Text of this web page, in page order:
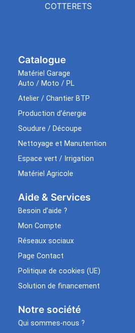
Catalogue
Matériel Garage
Auto / Moto / PL
Atelier / Chantier BTP
Production d’énergie
Soudure / Découpe
Nettoyage et Manutention
Espace vert / Irrigation
Matériel Agricole
Aide & Services​
Besoin d’aide ?
Mon Compte
Réseaux sociaux
Page Contact
Politique de cookies (UE)
Solution de financement
Notre société
Qui sommes-nous ?
COTTERETS